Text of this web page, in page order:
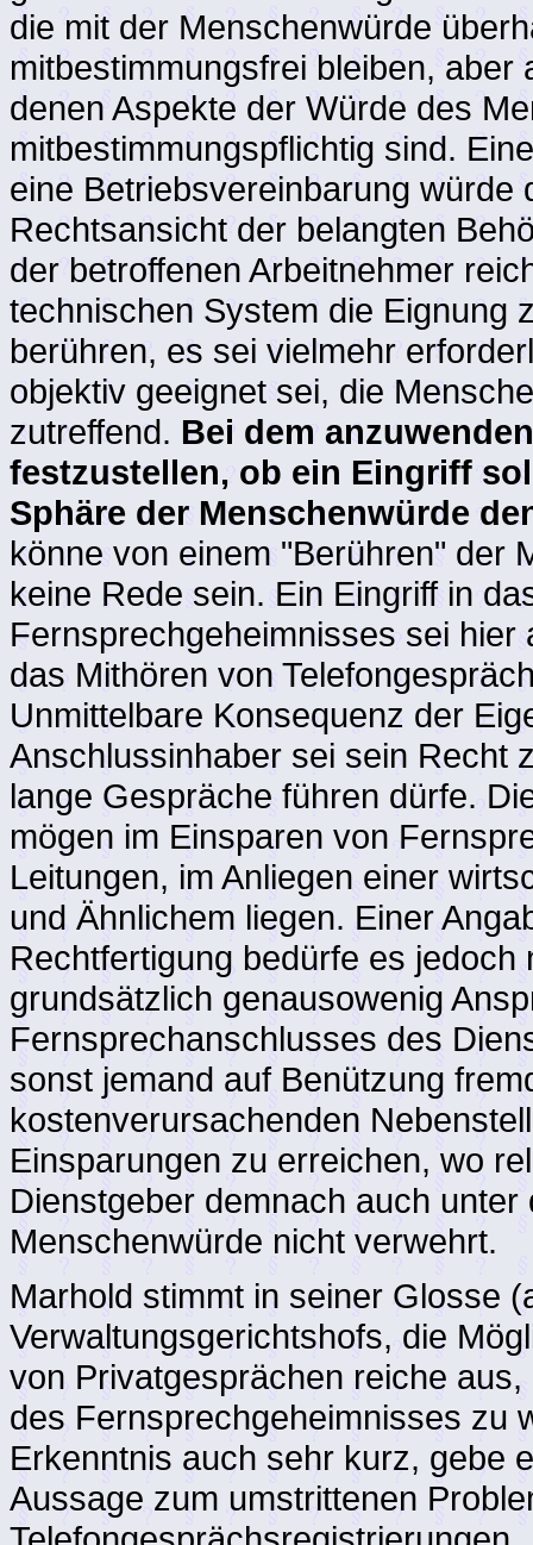
die mit der Menschenwürde
mitbestimmungsfrei bleiben,
denen Aspekte der Würde des
mitbestimmungspflichtig sind.
eine Betriebsvereinbarung würde
Rechtsansicht der belangten
der betroffenen Arbeitnehmer
technischen System die Eignung
berühren, es sei vielmehr
objektiv geeignet sei, die
zutreffend. Bei dem
festzustellen, ob ein Eingriff
Sphäre der Menschenwürde
könne von einem "Berühren" der
keine Rede sein. Ein Eingriff in
Fernsprechgeheimnisses sei
das Mithören von
Unmittelbare Konsequenz der
Anschlussinhaber sei sein Recht
lange Gespräche führen dürfe.
mögen im Einsparen von
Leitungen, im Anliegen einer
und Ähnlichem liegen. Einer
Rechtfertigung bedürfe es
grundsätzlich genausowenig
Fernsprechanschlusses des
sonst jemand auf Benützung
kostenverursachenden
Einsparungen zu erreichen, wo
Dienstgeber demnach auch
Menschenwürde nicht verwehrt.
Marhold stimmt in seiner Glosse
Verwaltungsgerichtshofs, die
von Privatgesprächen reiche
des Fernsprechgeheimnisses zu
Erkenntnis auch sehr kurz, gebe
Aussage zum umstrittenen